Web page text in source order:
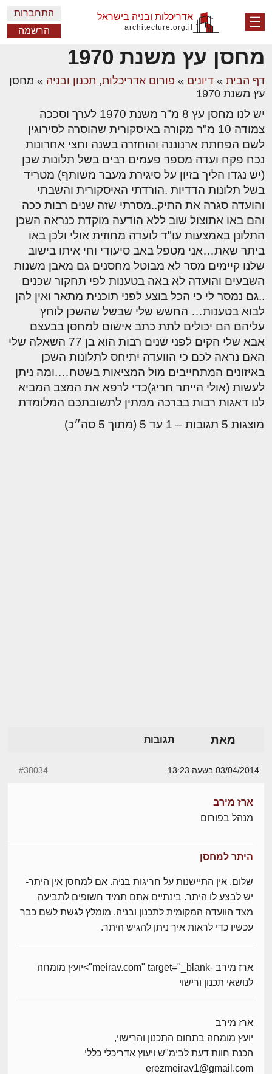
☰ אדריכלות ובניה בישראל
architecture.org.il
התחברות
הרשמה
מחסן עץ משנת 1970
דף הבית » דיונים » פורום אדריכלות, תכנון ובניה » מחסן
עץ משנת 1970
יש לנו מחסן עץ 8 מ"ר משנת 1970 לערך וסככה
צמודה 10 מ"ר מקורה באיסקורית שהוסרה לסירוגין
לשם הפחתת ארנוננה והוחזרה בשנה וחצי אחרונות
נכח פקח ועדה מספר פעמים רבים בשל תלונות שכן
(יש נגדו הליך בזיון על סיגירת מעבר משותף) מטריד
בשל תלונות הדדיות .הורדתי האיסקורית והשבתי
והועדה סגרה את התיק..מסרתי שזה שנים רבות ככה
והם באו אתוצול שוב ללא הודעה מוקדת כנראה השכן
התלונן באמצעות עו"ד לועדה מחוזית אולי ולכן באו
ביתר שאת…אני מטפל באב סיעודי וחי איתו בישוב
שלנו קיימים מסר לא מבוטל מחסנים גם מאבן משנות
השבעים והועדה לא באה בטענות לפי תחקור שכנים
..גם נמסר לי כי הכל בוצע לפני תוכנית מתאר ואין להן
לבוא בטענות… החשש שלי שבשל שהשכן לוחץ
עליהם הם יכולים לתת כתב אישום למחסן בבעצם
אבא שלי הקים לפני שנים רבות הוא בן 77 השאלה שלי
האם נראה לכם כי הוועדה יתיחס לתלונות השכן
באיזונים המתחייבים מול המציאות בשטח….ומה ניתן
לעשות (אולי הייתר חריג)כדי לרפא את המצב המביא
לנו דאגות רבות בברכה ממתין לתשובתכם המלומדת
מוצגות 5 תגובות – 1 עד 5 (מתוך 5 סה״כ)
מאת תגובות
03/04/2014 בשעה 13:23 #38034
ארז מירב
מנהל בפורום
היתר למחסן
שלום, אין התיישנות על חריגות בניה. אם למחסן אין היתר-
יש לבצע לו היתר. בינתיים אתם תמיד חשופים לתביעה
מצד הוועדה המקומית לתכנון ובניה. מומלץ לגשת לשם כבר
עכשיו כדי לראות איך ניתן להגיש היתר.
ארז מירב -meirav.com" target="_blank">יועץ מומחה
לנושאי תכנון ורישוי
ארז מירב
יועץ מומחה בתחום התכנון והרישוי,
הכנת חוות דעת לבימ"ש ויעוץ אדריכלי כללי
erezmeirav1@gmail.com